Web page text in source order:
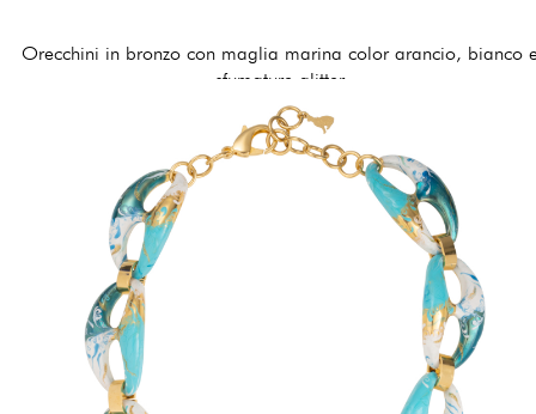
Orecchini in bronzo con maglia marina color arancio, bianco
sfumature glitter
174,00 €